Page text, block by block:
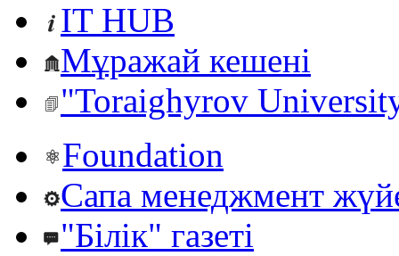
IT HUB
Мұражай кешені
"Toraighyrov
Foundation
Сапа менеджмент
"Білік" газеті